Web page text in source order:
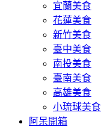
宜蘭美食
花蓮美食
新竹美食
臺中美食
南投美食
臺南美食
高雄美食
小琉球美食
阿呆開箱